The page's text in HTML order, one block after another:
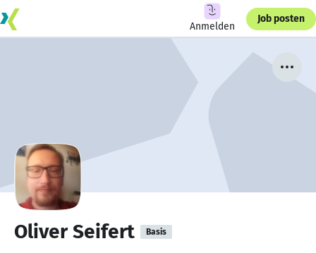
Anmelden
Job posten
Oliver Seifert Basis